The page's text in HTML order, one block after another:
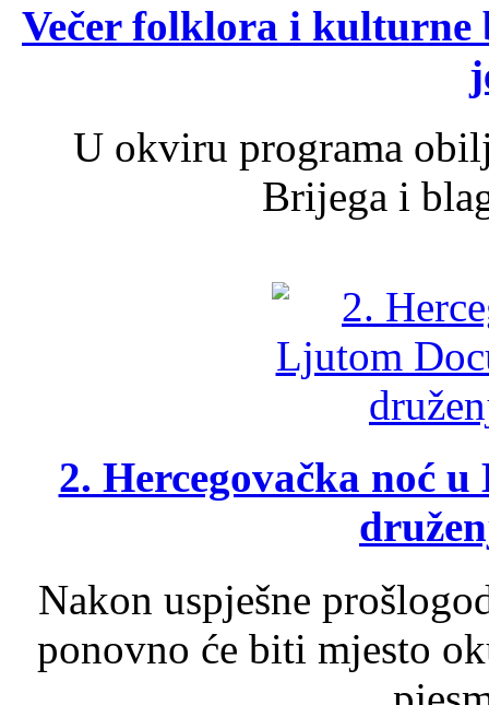
Večer folklora i kulturne
U okviru programa
Brijega i
2. Hercegovačka noć
Nakon uspješne
ponovno će biti mjesto